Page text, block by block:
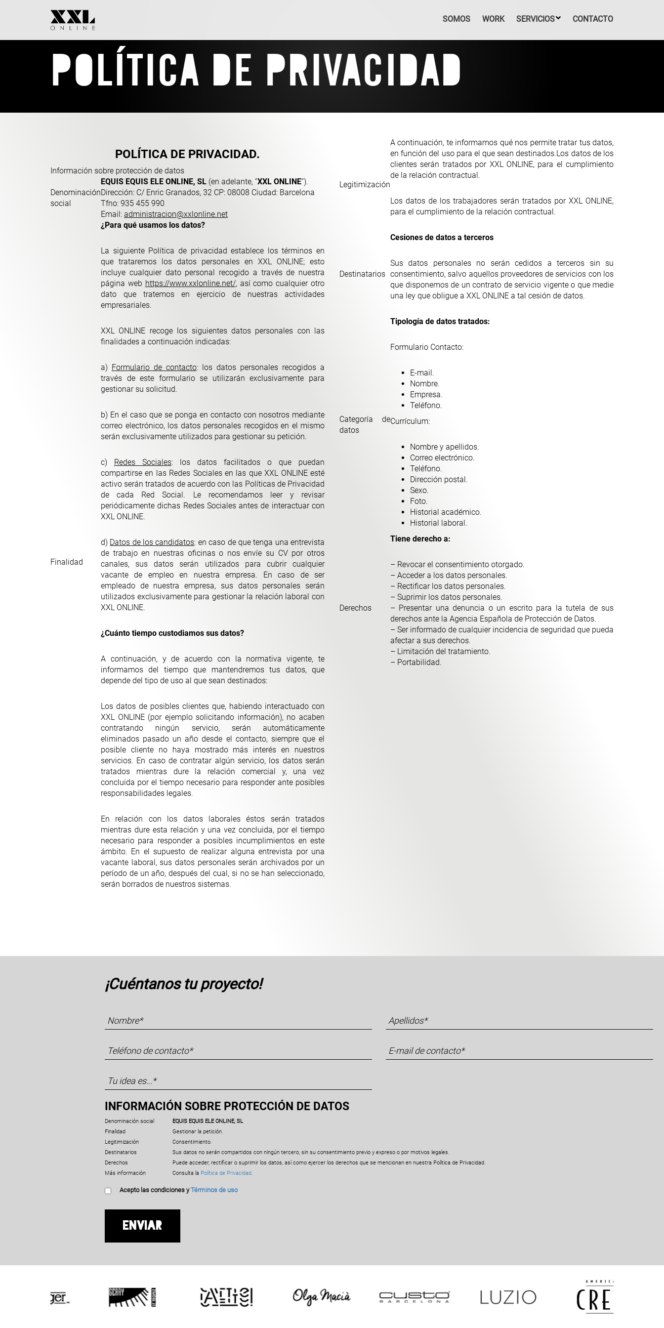
SOMOS WORK SERVICIOS CONTACTO
POLÍTICA DE PRIVACIDAD
POLÍTICA DE PRIVACIDAD.
Información sobre protección de datos
Denominación
social
EQUIS EQUIS ELE ONLINE, SL (en adelante, “XXL ONLINE“).
Dirección: C/ Enric Granados, 32 CP: 08008 Ciudad: Barcelona
Tfno: 935 455 990
Email: administracion@xxlonline.net
Finalidad
¿Para qué usamos los datos?
La siguiente Política de privacidad establece los términos en
que trataremos los datos personales en XXL ONLINE; esto
incluye cualquier dato personal recogido a través de nuestra
página web https://www.xxlonline.net/, así como cualquier otro
dato que tratemos en ejercicio de nuestras actividades
empresariales.
XXL ONLINE recoge los siguientes datos personales con las
finalidades a continuación indicadas:
a) Formulario de contacto: los datos personales recogidos a
través de este formulario se utilizarán exclusivamente para
gestionar su solicitud.
b) En el caso que se ponga en contacto con nosotros mediante
correo electrónico, los datos personales recogidos en el mismo
serán exclusivamente utilizados para gestionar su petición.
c) Redes Sociales: los datos facilitados o que puedan
compartirse en las Redes Sociales en las que XXL ONLINE esté
activo serán tratados de acuerdo con las Políticas de Privacidad
de cada Red Social. Le recomendamos leer y revisar
periódicamente dichas Redes Sociales antes de interactuar con
XXL ONLINE.
d) Datos de los candidatos: en caso de que tenga una entrevista
de trabajo en nuestras oficinas o nos envíe su CV por otros
canales, sus datos serán utilizados para cubrir cualquier
vacante de empleo en nuestra empresa. En caso de ser
empleado de nuestra empresa, sus datos personales serán
utilizados exclusivamente para gestionar la relación laboral con
XXL ONLINE.
¿Cuánto tiempo custodiamos sus datos?
A continuación, y de acuerdo con la normativa vigente, te
informamos del tiempo que mantendremos tus datos, que
depende del tipo de uso al que sean destinados:
Los datos de posibles clientes que, habiendo interactuado con
XXL ONLINE (por ejemplo solicitando información), no acaben
contratando ningún servicio, serán automáticamente
eliminados pasado un año desde el contacto, siempre que el
posible cliente no haya mostrado más interés en nuestros
servicios. En caso de contratar algún servicio, los datos serán
tratados mientras dure la relación comercial y, una vez
concluida por el tiempo necesario para responder ante posibles
responsabilidades legales.
En relación con los datos laborales éstos serán tratados
mientras dure esta relación y una vez concluida, por el tiempo
necesario para responder a posibles incumplimientos en este
ámbito. En el supuesto de realizar alguna entrevista por una
vacante laboral, sus datos personales serán archivados por un
período de un año, después del cual, si no se han seleccionado,
serán borrados de nuestros sistemas.
Legitimización
A continuación, te informamos qué nos permite tratar tus datos,
en función del uso para el que sean destinados.Los datos de los
clientes serán tratados por XXL ONLINE, para el cumplimiento
de la relación contractual.
Los datos de los trabajadores serán tratados por XXL ONLINE,
para el cumplimiento de la relación contractual.
Destinatarios
Cesiones de datos a terceros
Sus datos personales no serán cedidos a terceros sin su
consentimiento, salvo aquellos proveedores de servicios con los
que disponemos de un contrato de servicio vigente o que medie
una ley que obligue a XXL ONLINE a tal cesión de datos.
Categoría de
datos
Tipología de datos tratados:
Formulario Contacto:
E-mail.
Nombre.
Empresa.
Teléfono.
Currículum:
Nombre y apellidos.
Correo electrónico.
Teléfono.
Dirección postal.
Sexo.
Foto.
Historial académico.
Historial laboral.
Derechos
Tiene derecho a:
– Revocar el consentimiento otorgado.
– Acceder a los datos personales.
– Rectificar los datos personales.
– Suprimir los datos personales.
– Presentar una denuncia o un escrito para la tutela de sus
derechos ante la Agencia Española de Protección de Datos.
– Ser informado de cualquier incidencia de seguridad que pueda
afectar a sus derechos.
– Limitación del tratamiento.
– Portabilidad.
¡Cuéntanos tu proyecto!
INFORMACIÓN SOBRE PROTECCIÓN DE DATOS
Denominación social
EQUIS EQUIS ELE ONLINE, SL
Finalidad
Gestionar la petición.
Legitimización
Consentimiento.
Destinatarios
Sus datos no serán compartidos con ningún tercero, sin su consentimiento previo y expreso o por motivos legales.
Derechos
Puede acceder, rectificar o suprimir los datos, así como ejercer los derechos que se mencionan en nuestra Política de Privacidad.
Más información
Consulta la Política de Privacidad.
Acepto las condiciones yTérminos de uso